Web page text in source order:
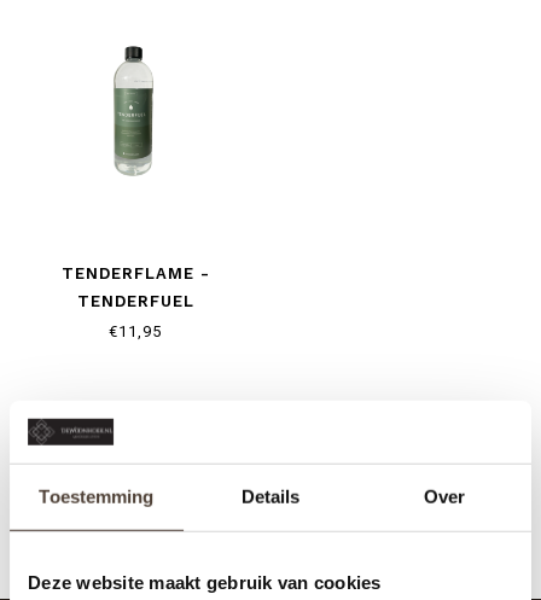
Toestemming Details Over
Deze website maakt gebruik van cookies
TENDERFLAME -
TENDERFUEL
€11,95